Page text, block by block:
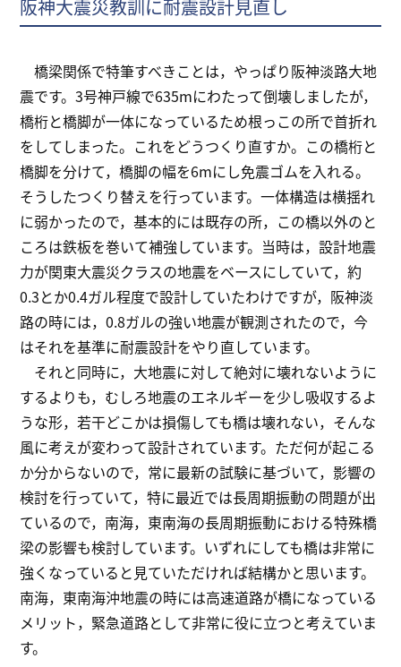
阪神大震災教訓に耐震設計見直し
橋梁関係で特筆すべきことは，やっぱり阪神淡路大地
震です。3号神戸線で635mにわたって倒壊しましたが，
橋桁と橋脚が一体になっているため根っこの所で首折れ
をしてしまった。これをどうつくり直すか。この橋桁と
橋脚を分けて，橋脚の幅を6mにし免震ゴムを入れる。
そうしたつくり替えを行っています。一体構造は横揺れ
に弱かったので，基本的には既存の所，この橋以外のと
ころは鉄板を巻いて補強しています。当時は，設計地震
力が関東大震災クラスの地震をベースにしていて，約
0.3とか0.4ガル程度で設計していたわけですが，阪神淡
路の時には，0.8ガルの強い地震が観測されたので，今
はそれを基準に耐震設計をやり直しています。
それと同時に，大地震に対して絶対に壊れないように
するよりも，むしろ地震のエネルギーを少し吸収するよ
うな形，若干どこかは損傷しても橋は壊れない，そんな
風に考えが変わって設計されています。ただ何が起こる
か分からないので，常に最新の試験に基づいて，影響の
検討を行っていて，特に最近では長周期振動の問題が出
ているので，南海，東南海の長周期振動における特殊橋
梁の影響も検討しています。いずれにしても橋は非常に
強くなっていると見ていただければ結構かと思います。
南海，東南海沖地震の時には高速道路が橋になっている
メリット，緊急道路として非常に役に立つと考えていま
す。